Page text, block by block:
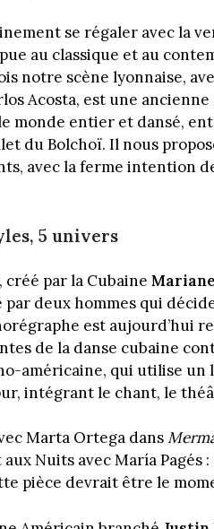
se régaler avec la
au classique et au
notre scène lyonnaise,
Acosta, est une
monde entier et dansé,
du Bolchoï. Il nous
avec la ferme intention
5 univers
, créé par la Cubaine
deux hommes qui
est aujourd’hui
de la danse cubaine
américaine, qui utilise un
intégrant le chant, le
Marta Ortega dans
Nuits avec María Pagés
pièce devrait être le